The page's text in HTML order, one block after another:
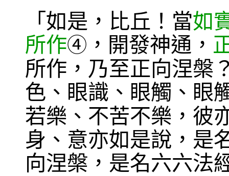
「如是，比丘！當如
所作④ ，開發神通，
所作，乃至正向涅槃
色、眼識、眼觸、眼
若樂、不苦不樂，彼
身、意亦如是說，是
向涅槃，是名六六法